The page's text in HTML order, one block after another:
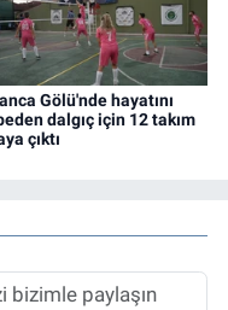
Gölü'nde hayatını
dalgıç için 12 takım
çıktı